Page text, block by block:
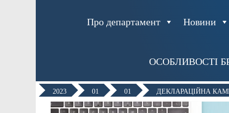
Про департамент Новини
ОСОБЛИВОСТІ
2023 01 01 ДЕКЛАРАЦІЙНА